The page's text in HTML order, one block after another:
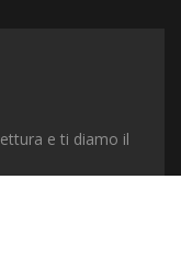
e ti diamo il